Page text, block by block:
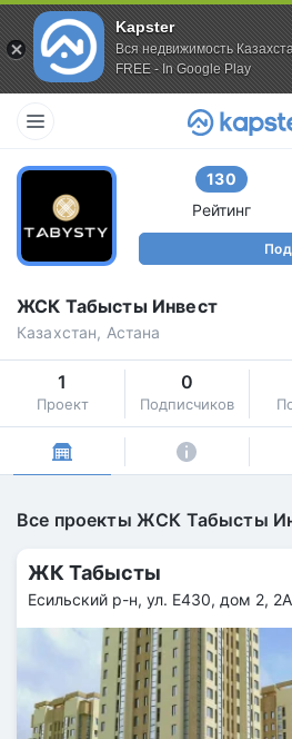
Kapster
Вся недвижимость
FREE - In Google Play
130
Рейтинг
ЖСК Табысты Инвест
Казахстан, Астана
1
Проект
0
Подписчиков
Все проекты ЖСК Табысты
ЖК Табысты
Есильский р-н, ул. Е430, дом 2,